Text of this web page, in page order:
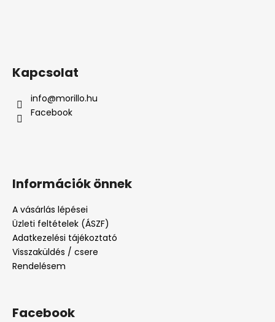
Kapcsolat
info@morillo.hu
Facebook
Információk önnek
A vásárlás lépései
Üzleti feltételek (ÁSZF)
Adatkezelési tájékoztató
Visszaküldés / csere
Rendelésem
Facebook